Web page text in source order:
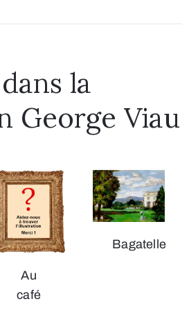
la
George Viau
Au
café
Bagatelle